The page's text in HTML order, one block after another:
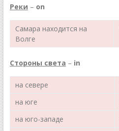
Реки – on
Самара находится на
Волге
Стороны света – in
на севере
на юге
на юго-западе